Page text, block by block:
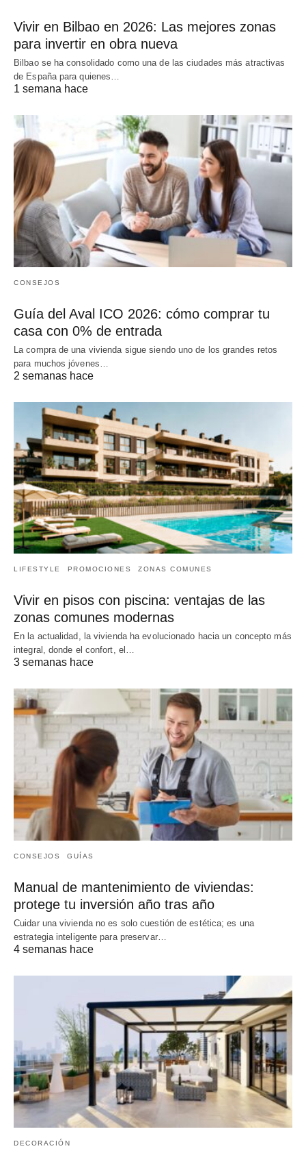
Vivir en Bilbao en 2026: Las mejores zonas
para invertir en obra nueva
Bilbao se ha consolidado como una de las ciudades más atractivas
de España para quienes…
1 semana hace
CONSEJOS
Guía del Aval ICO 2026: cómo comprar tu
casa con 0% de entrada
La compra de una vivienda sigue siendo uno de los grandes retos
para muchos jóvenes…
2 semanas hace
LIFESTYLE PROMOCIONES ZONAS COMUNES
Vivir en pisos con piscina: ventajas de las
zonas comunes modernas
En la actualidad, la vivienda ha evolucionado hacia un concepto más
integral, donde el confort, el…
3 semanas hace
CONSEJOS GUÍAS
Manual de mantenimiento de viviendas:
protege tu inversión año tras año
Cuidar una vivienda no es solo cuestión de estética; es una
estrategia inteligente para preservar…
4 semanas hace
DECORACIÓN